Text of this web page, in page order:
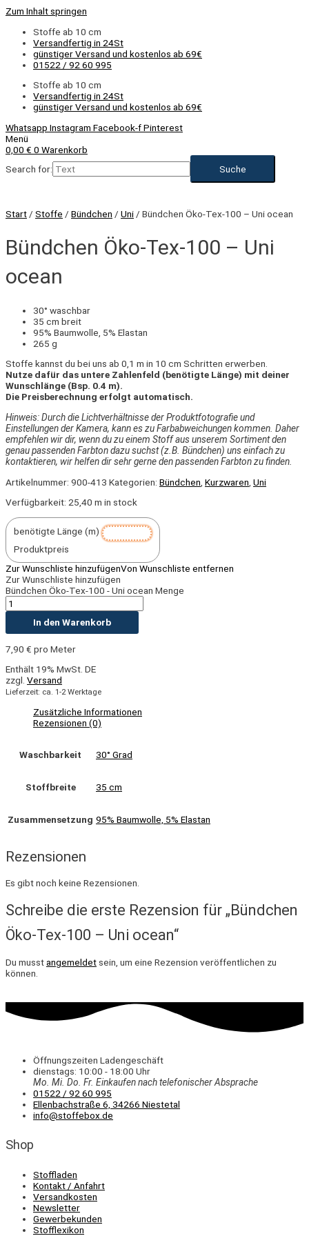
Zum Inhalt springen
Stoffe ab 10 cm
Versandfertig in 24St
günstiger Versand und kostenlos ab 69€
01522 / 92 60 995
Stoffe ab 10 cm
Versandfertig in 24St
günstiger Versand und kostenlos ab 69€
Whatsapp Instagram Facebook-fPinterest
Menü
0,00 € 0 Warenkorb
Search for:
Start / Stoffe / Bündchen / Uni / Bündchen Öko-Tex-100 – Uni ocean
Bündchen Öko-Tex-100 – Uni
ocean
30° waschbar
35 cm breit
95% Baumwolle, 5% Elastan
265 g
Stoffe kannst du bei uns ab 0,1 m in 10 cm Schritten erwerben.
Nutze dafür das untere Zahlenfeld (benötigte Länge) mit deiner
Wunschlänge (Bsp. 0.4 m).
Die Preisberechnung erfolgt automatisch.
Hinweis: Durch die Lichtverhältnisse der Produktfotografie und
Einstellungen der Kamera, kann es zu Farbabweichungen kommen. Daher
empfehlen wir dir, wenn du zu einem Stoff aus unserem Sortiment den
genau passenden Farbton dazu suchst (z.B. Bündchen) uns einfach zu
kontaktieren, wir helfen dir sehr gerne den passenden Farbton zu finden.
Artikelnummer: 900-413 Kategorien: Bündchen Kurzwaren Uni
Verfügbarkeit: 25,40 m in stock
benötigte Länge (m)
Produktpreis
Zur Wunschliste hinzufügenVon Wunschliste entfernen
Zur Wunschliste hinzufügen
Bündchen Öko-Tex-100 - Uni ocean Menge
In den Warenkorb
7,90 € pro Meter
Enthält 19% MwSt. DE
zzgl. Versand
Lieferzeit: ca. 1-2 Werktage
Zusätzliche Informationen
Rezensionen (0)
Waschbarkeit 30° Grad
Stoffbreite 35 cm
Zusammensetzung 95% Baumwolle, 5% Elastan
Rezensionen
Es gibt noch keine Rezensionen.
Schreibe die erste Rezension für „Bündchen
Öko-Tex-100 – Uni ocean“
Du musstangemeldet sein, um eine Rezension veröffentlichen zu
können.
Öffnungszeiten Ladengeschäft
dienstags: 10:00 - 18:00 Uhr
Mo. Mi. Do. Fr. Einkaufennach telefonischer Absprache
01522 / 92 60 995
Ellenbachstraße 6, 34266 Niestetal
info@stoffebox.de
Shop
Stoffladen
Kontakt / Anfahrt
Versandkosten
Newsletter
Gewerbekunden
Stofflexikon